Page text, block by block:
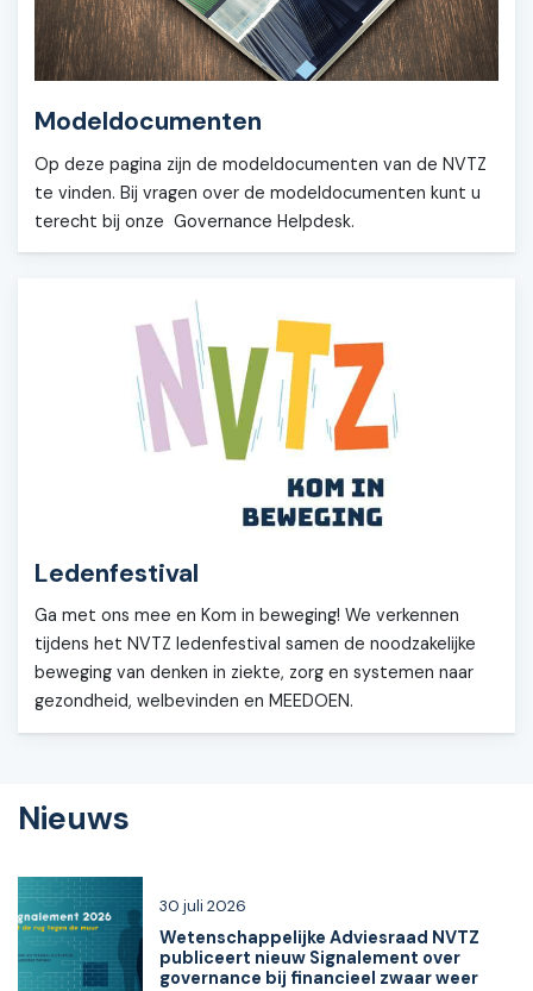
Modeldocumenten
Op deze pagina zijn de modeldocumenten van de NVTZ
te vinden. Bij vragen over de modeldocumenten kunt u
terecht bij onze Governance Helpdesk.
Ledenfestival
Ga met ons mee en Kom in beweging! We verkennen
tijdens het NVTZ ledenfestival samen de noodzakelijke
beweging van denken in ziekte, zorg en systemen naar
gezondheid, welbevinden en MEEDOEN.
Nieuws
Wetenschappelijke Adviesraad NVTZ
publiceert nieuw Signalement over
governance bij financieel zwaar weer
30 juli 2026